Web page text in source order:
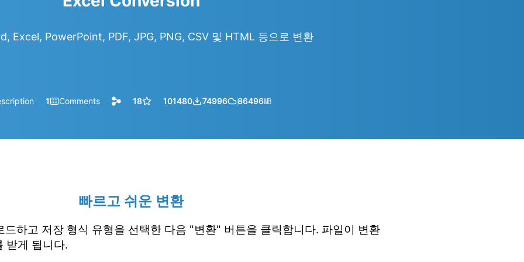
Excel, PowerPoint, PDF, JPG, PNG, CSV 및 HTML 등으로 변환
1 Comments 18 101480 74996 86496㎆︎
빠르고 쉬운 변환
하고 저장 형식 유형을 선택한 다음 "변환" 버튼을 클릭합니다. 파일이 변환
받게 됩니다.